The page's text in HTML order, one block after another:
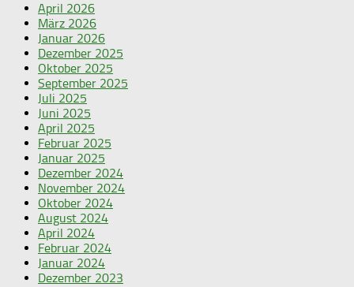
April 2026
März 2026
Januar 2026
Dezember 2025
Oktober 2025
September 2025
Juli 2025
Juni 2025
April 2025
Februar 2025
Januar 2025
Dezember 2024
November 2024
Oktober 2024
August 2024
April 2024
Februar 2024
Januar 2024
Dezember 2023